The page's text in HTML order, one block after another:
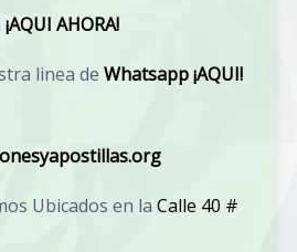
¡AQUI AHORA!
linea de Whatsapp ¡AQUI!
Ubicados en la Calle 40 #